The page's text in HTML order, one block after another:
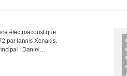
électroacoustique
par Iannis Xenakis.
: Daniel…